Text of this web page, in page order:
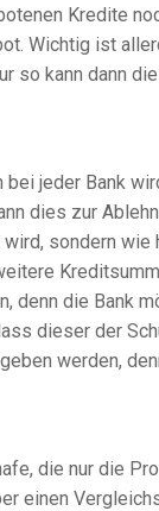
Kredite
Wichtig ist
so kann dann
jeder Bank
dies zur
sondern wie
denn die Bank
dieser der
werden,
die nur die
einen